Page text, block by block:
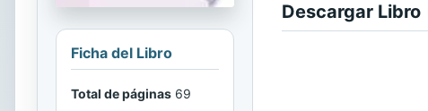
Ficha del Libro
Total de páginas 69
Descargar Libro